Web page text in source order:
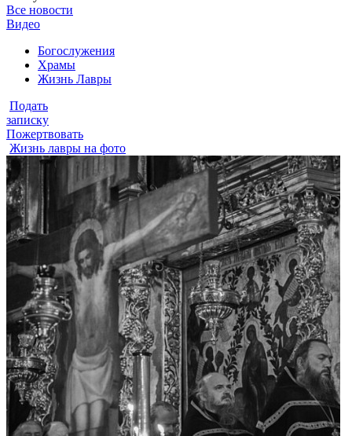
Все новости
Видео
Богослужения
Храмы
Жизнь Лавры
Подать
записку
Пожертвовать
Жизнь лавры на фото